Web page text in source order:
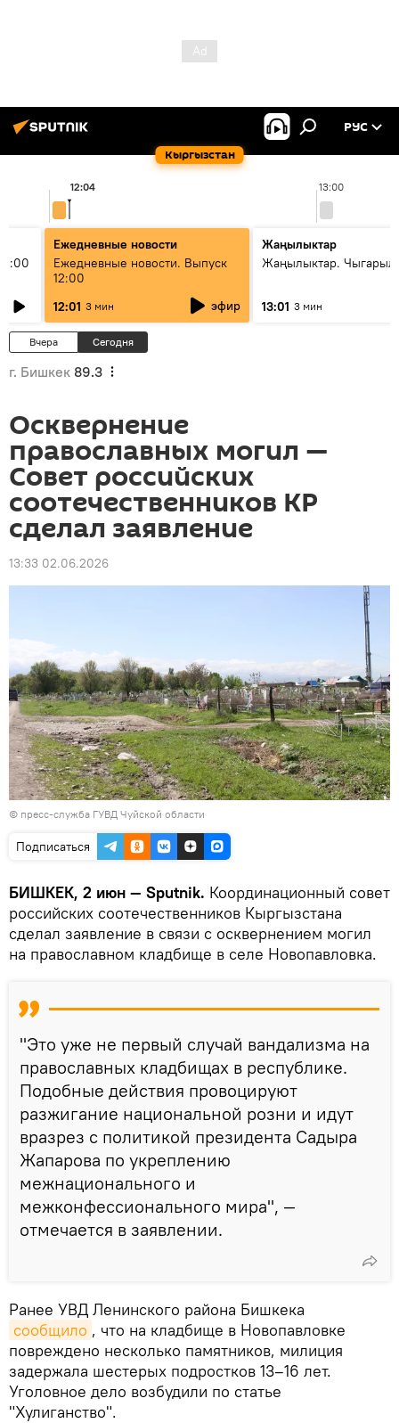
Кыргызстан
РУС
13:00
12:04
Ежедневные новости
Ежедневные новости. Выпуск
12:00
12:01 3 мин эфир
Жаңылыктар
Жаңылыктар.
13:01 3 мин
Вчера Сегодня
г. Бишкек 89.3
Осквернение
православных могил —
Совет российских
соотечественников КР
сделал заявление
13:33 02.06.2026
© пресс-служба ГУВД Чуйской области
Подписаться
БИШКЕК, 2 июн — Sputnik. Координационный совет
российских соотечественников Кыргызстана
сделал заявление в связи с осквернением могил
на православном кладбище в селе Новопавловка.
"Это уже не первый случай вандализма на
православных кладбищах в республике.
Подобные действия провоцируют
разжигание национальной розни и идут
вразрез с политикой президента Садыра
Жапарова по укреплению
межнационального и
межконфессионального мира", —
отмечается в заявлении.
Ранее УВД Ленинского района Бишкека
сообщило , что на кладбище в Новопавловке
повреждено несколько памятников, милиция
задержала шестерых подростков 13–16 лет.
Уголовное дело возбудили по статье
"Хулиганство".